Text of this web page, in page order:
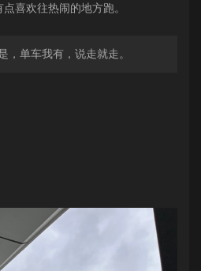
喜欢往热闹的地方跑。
，单车我有，说走就走。